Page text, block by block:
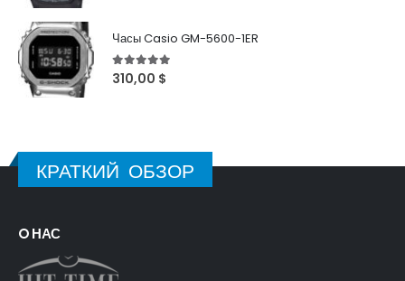
Часы Casio GM-5600-1ER
5out of 5
310,00 $
КРАТКИЙ ОБЗОР
O НАС